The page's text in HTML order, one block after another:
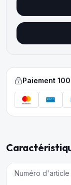
Paiement
Numéro d'article